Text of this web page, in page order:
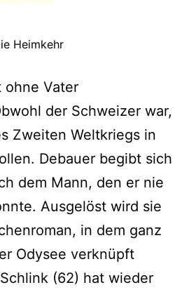
Heimkehr
ohne Vater
der Schweizer war,
Zweiten Weltkriegs in
Debauer begibt sich
dem Mann, den er nie
Ausgelöst wird sie
in dem ganz
Odysee verknüpft
(62) hat wieder